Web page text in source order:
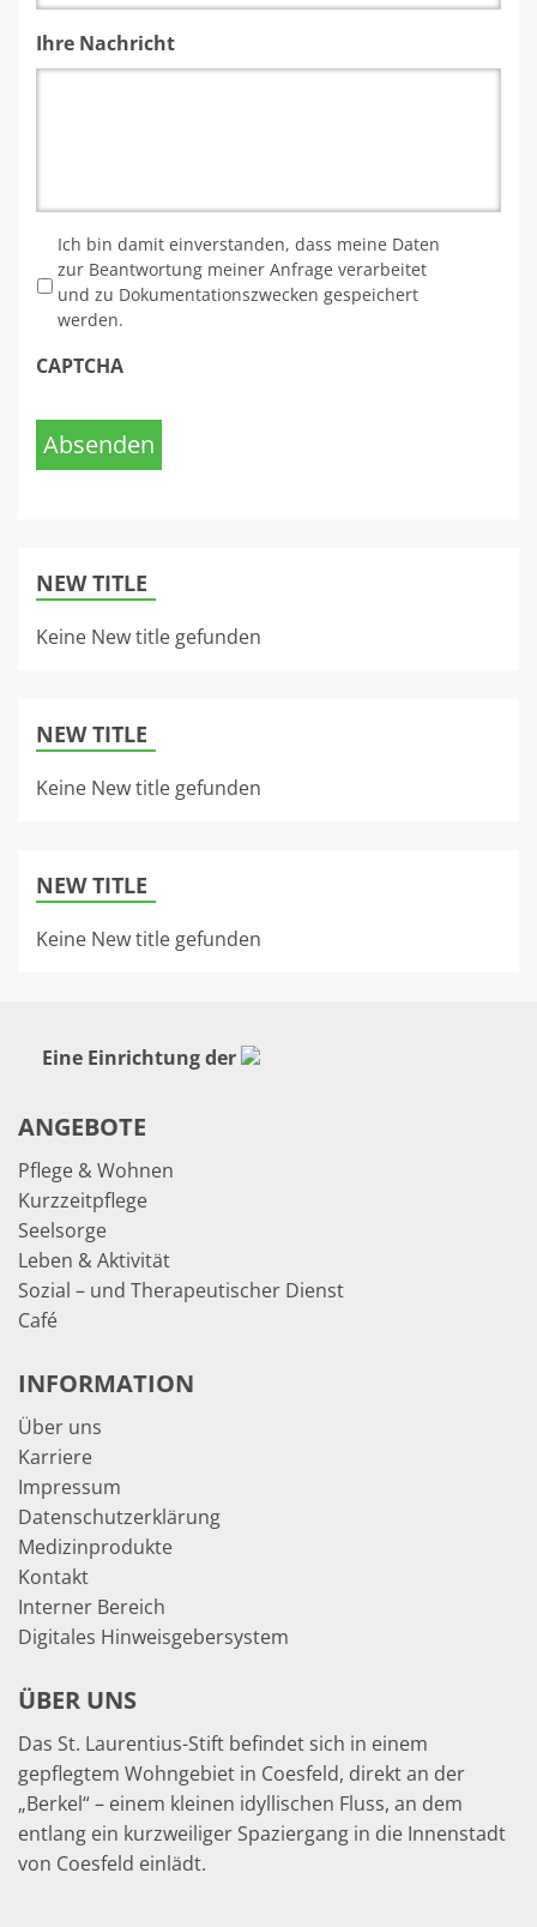
Ihre Nachricht
Ich bin damit einverstanden, dass meine Daten
zur Beantwortung meiner Anfrage verarbeitet
und zu Dokumentationszwecken gespeichert
werden.
CAPTCHA
Absenden
NEW TITLE
Keine New title gefunden
NEW TITLE
Keine New title gefunden
NEW TITLE
Keine New title gefunden
Eine Einrichtung der
ANGEBOTE
Pflege & Wohnen
Kurzzeitpflege
Seelsorge
Leben & Aktivität
Sozial – und Therapeutischer Dienst
Café
INFORMATION
Über uns
Karriere
Impressum
Datenschutzerklärung
Medizinprodukte
Kontakt
Interner Bereich
Digitales Hinweisgebersystem
ÜBER UNS
Das St. Laurentius-Stift befindet sich in einem
gepflegtem Wohngebiet in Coesfeld, direkt an der
„Berkel“ – einem kleinen idyllischen Fluss, an dem
entlang ein kurzweiliger Spaziergang in die Innenstadt
von Coesfeld einlädt.